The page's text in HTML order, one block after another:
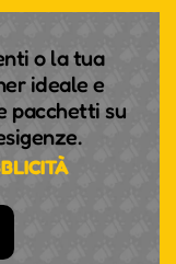
o la tua
ideale e
pacchetti su